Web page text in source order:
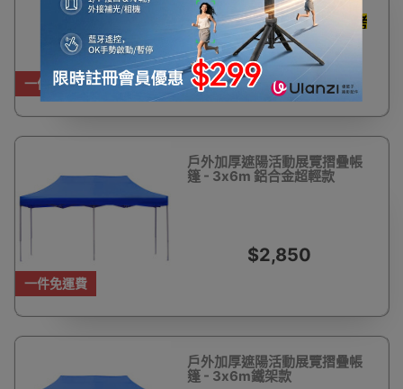
一件免運費
一班人圍住燒 弧型爐蓋燜烤
鎖住肉汁
$650 $699
一件免運費
戶外加厚遮陽活動展覽摺疊帳
篷 - 3x6m 鋁合金超輕款
$2,850
戶外加厚遮陽活動展覽摺疊帳
篷 - 3x6m鐵架款